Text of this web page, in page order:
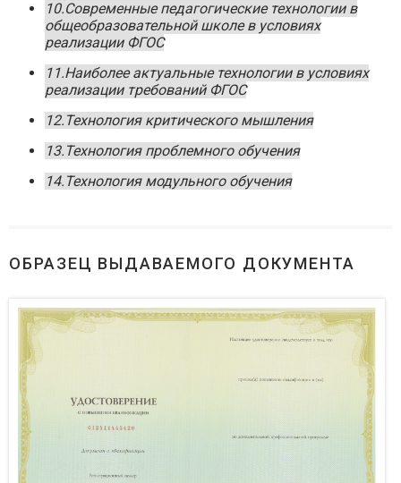
10.Современные педагогические технологии в
общеобразовательной школе в условиях
реализации ФГОС
11.Наиболее актуальные технологии в условиях
реализации требований ФГОС
12.Технология критического мышления
13.Технология проблемного обучения
14.Технология модульного обучения
ОБРАЗЕЦ ВЫДАВАЕМОГО ДОКУМЕНТА